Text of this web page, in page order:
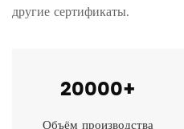
другие сертификаты.
20000+